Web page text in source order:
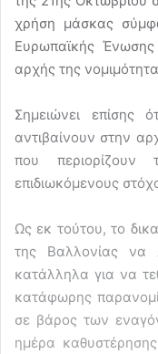
χρήση μάσκας
Ευρωπαϊκής
αρχής της
Σημειώνει επίσης
αντιβαίνουν στην
που
επιδιωκόμενους
Ως εκ τούτου, το
της Βαλλονίας να
κατάλληλα για να
κατάφωρης
σε βάρος των
ημέρα